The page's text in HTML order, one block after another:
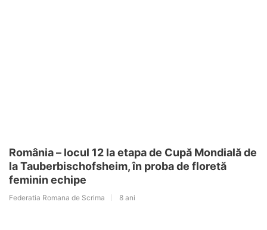
România – locul 12 la etapa de Cupă Mondială de
la Tauberbischofsheim, în proba de floretă
feminin echipe
Federatia Romana de Scrima 8 ani